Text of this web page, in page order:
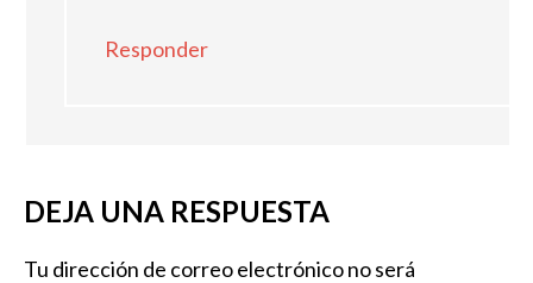
Responder
DEJA UNA RESPUESTA
Tu dirección de correo electrónico no será